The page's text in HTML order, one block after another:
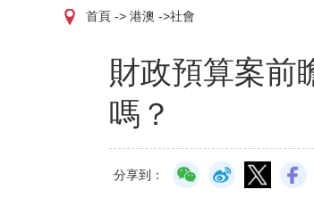
首頁 -> 港澳 ->社會
財政預算案前
嗎？
分享到：